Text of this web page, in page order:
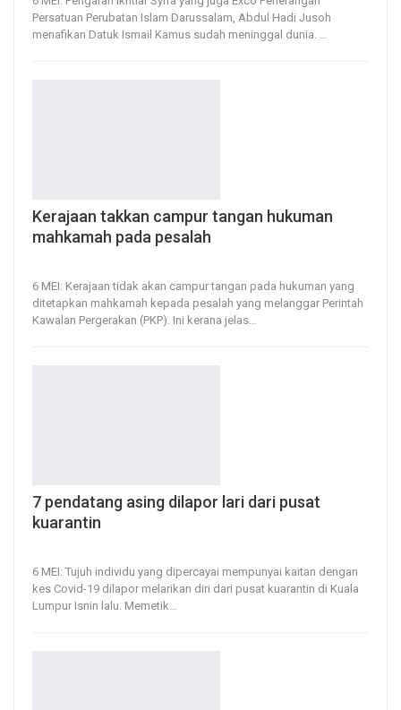
Persatuan Perubatan Islam Darussalam, Abdul Hadi Jusoh
menafikan Datuk Ismail Kamus sudah meninggal dunia.
Kerajaan takkan campur tangan hukuman
mahkamah pada pesalah
6 MEI: Kerajaan tidak akan campur tangan pada hukuman yang
ditetapkan mahkamah kepada pesalah yang melanggar Perintah
Kawalan Pergerakan (PKP). Ini kerana jelas…
7 pendatang asing dilapor lari dari pusat
kuarantin
6 MEI: Tujuh individu yang dipercayai mempunyai kaitan dengan
kes Covid-19 dilapor melarikan diri dari pusat kuarantin di Kuala
Lumpur Isnin lalu. Memetik…